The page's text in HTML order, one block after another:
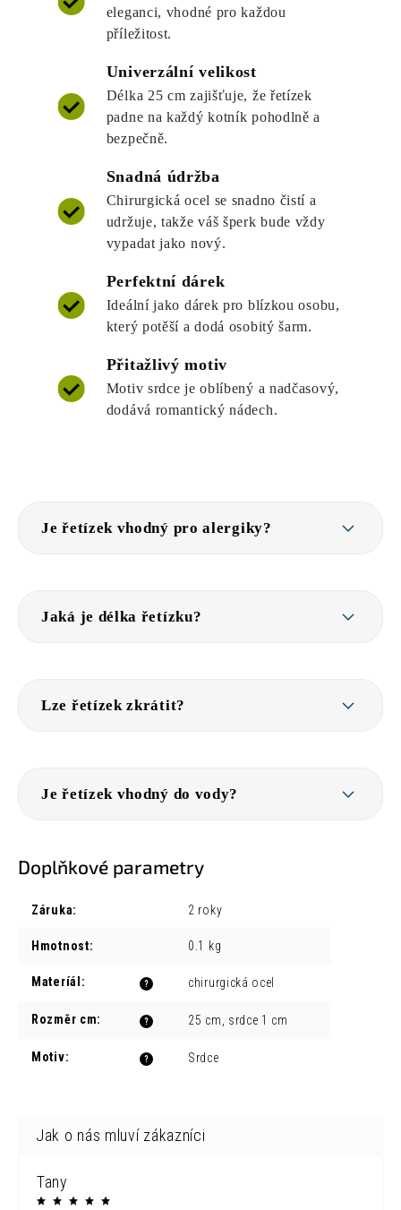
eleganci, vhodné pro každou
příležitost.
Univerzální velikost
Délka 25 cm zajišťuje, že řetízek
padne na každý kotník pohodlně a
bezpečně.
Snadná údržba
Chirurgická ocel se snadno čistí a
udržuje, takže váš šperk bude vždy
vypadat jako nový.
Perfektní dárek
Ideální jako dárek pro blízkou osobu,
který potěší a dodá osobitý šarm.
Přitažlivý motiv
Motiv srdce je oblíbený a nadčasový,
dodává romantický nádech.
Je řetízek vhodný pro alergiky?
Jaká je délka řetízku?
Lze řetízek zkrátit?
Je řetízek vhodný do vody?
Doplňkové parametry
Záruka: 2 roky
Hmotnost: 0.1 kg
?
Materíál : chirurgická ocel
?
Rozměr cm: 25 cm, srdce 1 cm
?
Motiv: Srdce
Tany